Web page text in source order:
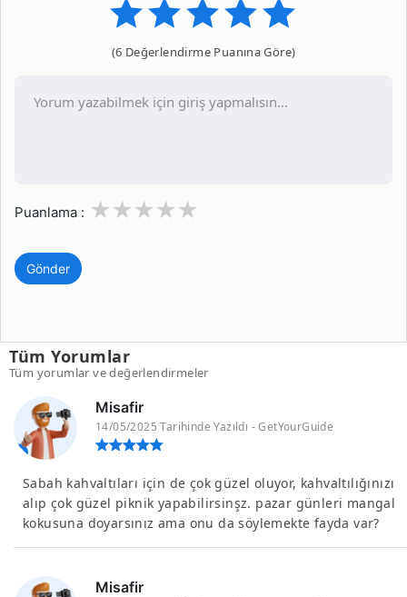
(6 Değerlendirme Puanına Göre)
Puanlama : 3
2
1
Gönder
Tüm Yorumlar
Tüm yorumlar ve değerlendirmeler
Misafir
14/05/2025 Tarihinde Yazıldı - GetYourGuide
Sabah kahvaltıları için de çok güzel oluyor, kahvaltılığınızı
alıp çok güzel piknik yapabilirsinşz. pazar günleri mangal
kokusuna doyarsınız ama onu da söylemekte fayda var?
Misafir